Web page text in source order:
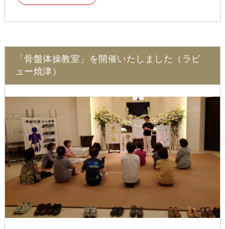
「骨盤体操教室」を開催いたしました（ラビ
ュー焼津）